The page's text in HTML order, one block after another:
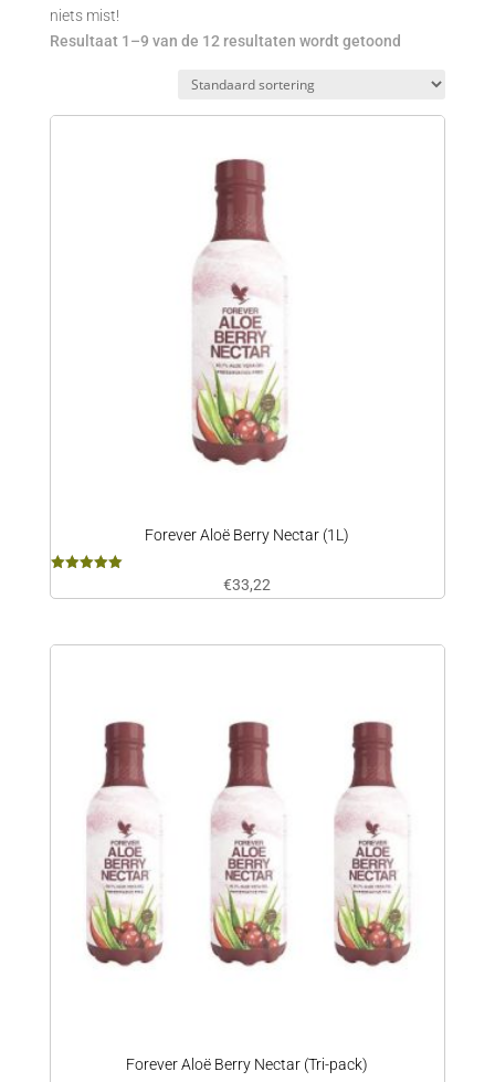
niets mist!
Resultaat 1–9 van de 12 resultaten wordt getoond
Forever Aloë Berry Nectar (1L)
€33,22
Forever Aloë Berry Nectar (Tri-pack)